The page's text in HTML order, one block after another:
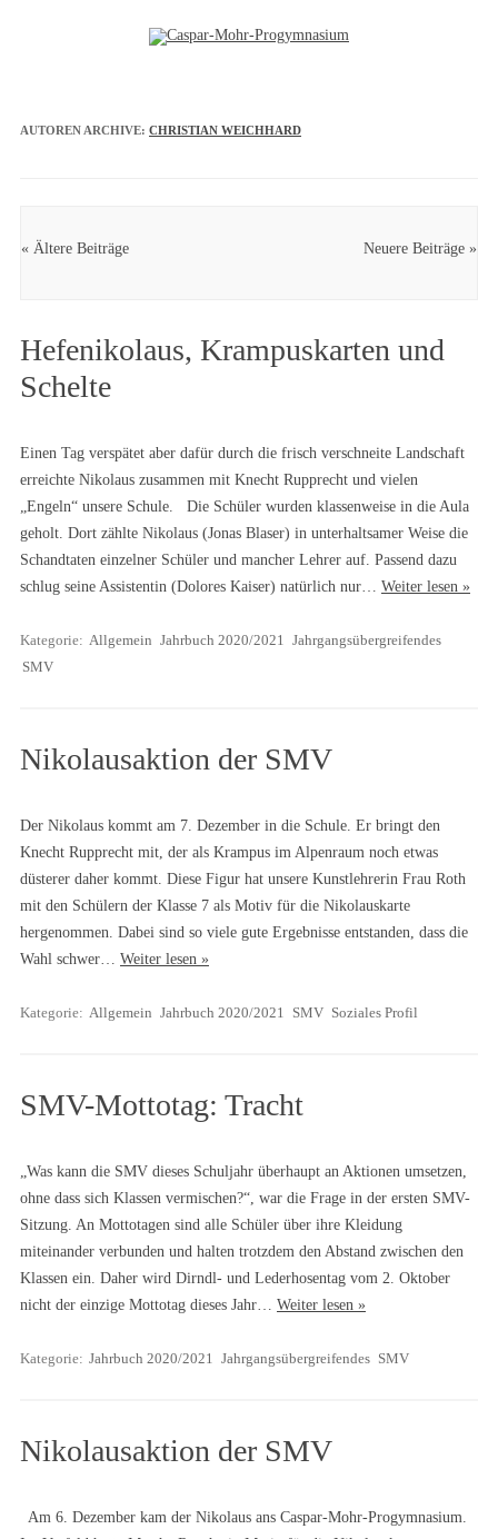
AUTOREN ARCHIVE: CHRISTIAN WEICHHARD
Artikel Navigation
« Ältere Beiträge Neuere Beiträge »
Hefenikolaus, Krampuskarten und
Schelte
Einen Tag verspätet aber dafür durch die frisch verschneite Landschaft
erreichte Nikolaus zusammen mit Knecht Rupprecht und vielen
„Engeln“ unsere Schule. Die Schüler wurden klassenweise in die Aula
geholt. Dort zählte Nikolaus (Jonas Blaser) in unterhaltsamer Weise die
Schandtaten einzelner Schüler und mancher Lehrer auf. Passend dazu
schlug seine Assistentin (Dolores Kaiser) natürlich nur… Weiter lesen »
Kategorie: Allgemein Jahrbuch 2020/2021 Jahrgangsübergreifendes
SMV
Nikolausaktion der SMV
Der Nikolaus kommt am 7. Dezember in die Schule. Er bringt den
Knecht Rupprecht mit, der als Krampus im Alpenraum noch etwas
düsterer daher kommt. Diese Figur hat unsere Kunstlehrerin Frau Roth
mit den Schülern der Klasse 7 als Motiv für die Nikolauskarte
hergenommen. Dabei sind so viele gute Ergebnisse entstanden, dass die
Wahl schwer… Weiter lesen »
Kategorie: Allgemein Jahrbuch 2020/2021 SMV Soziales Profil
SMV-Mottotag: Tracht
„Was kann die SMV dieses Schuljahr überhaupt an Aktionen umsetzen,
ohne dass sich Klassen vermischen?“, war die Frage in der ersten SMV-
Sitzung. An Mottotagen sind alle Schüler über ihre Kleidung
miteinander verbunden und halten trotzdem den Abstand zwischen den
Klassen ein. Daher wird Dirndl- und Lederhosentag vom 2. Oktober
nicht der einzige Mottotag dieses Jahr… Weiter lesen »
Kategorie: Jahrbuch 2020/2021 Jahrgangsübergreifendes SMV
Nikolausaktion der SMV
Am 6. Dezember kam der Nikolaus ans Caspar-Mohr-Progymnasium.